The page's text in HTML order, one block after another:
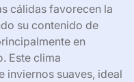
cálidas favorecen la
su contenido de
en
Este clima
inviernos suaves, ideal